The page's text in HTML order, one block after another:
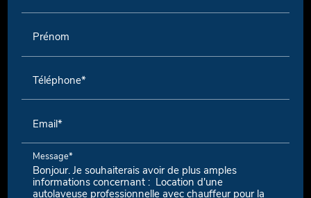
Prénom
Téléphone*
Email*
Message*